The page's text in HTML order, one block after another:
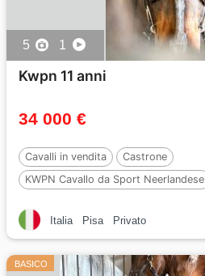
5 1
Kwpn 11 anni
34 000 €
Cavalli in vendita
Castrone
KWPN Cavallo da Sport Neerlandese
Italia
Pisa Privato
BASICO